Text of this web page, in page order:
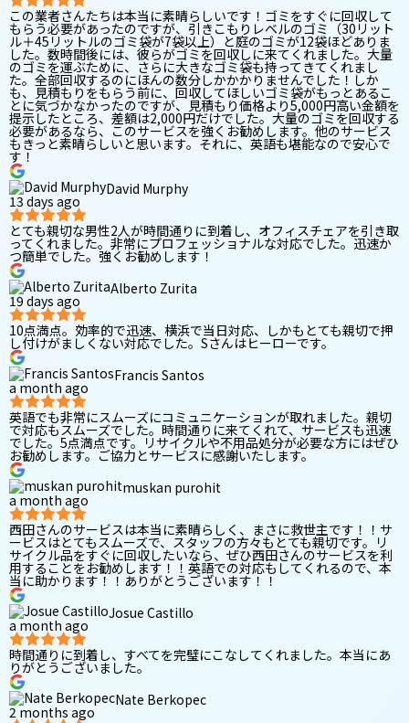
この業者さんたちは本当に素晴らしいです！ゴミをすぐに回収して
もらう必要があったのですが、引きこもりレベルのゴミ（30リット
ル＋45リットルのゴミ袋が7袋以上）と庭のゴミが12袋ほどありま
した。数時間後には、彼らがゴミを回収しに来てくれました。大量
のゴミを運ぶために、さらに大きなゴミ袋も持ってきてくれまし
た。全部回収するのにほんの数分しかかかりませんでした！しか
も、見積もりをもらう前に、回収してほしいゴミ袋がもっとあるこ
とに気づかなかったのですが、見積もり価格より5,000円高い金額を
提示したところ、差額は2,000円だけでした。大量のゴミを回収する
必要があるなら、このサービスを強くお勧めします。他のサービス
もきっと素晴らしいと思います。それに、英語も堪能なので安心で
す！
David Murphy
13 days ago
とても親切な男性2人が時間通りに到着し、オフィスチェアを引き取
ってくれました。非常にプロフェッショナルな対応でした。迅速か
つ簡単でした。強くお勧めします！
Alberto Zurita
19 days ago
10点満点。効率的で迅速、横浜で当日対応、しかもとても親切で押
し付けがましくない対応でした。Sさんはヒーローです。
Francis Santos
a month ago
英語でも非常にスムーズにコミュニケーションが取れました。親切
で対応もスムーズでした。時間通りに来てくれて、サービスも迅速
でした。5点満点です。リサイクルや不用品処分が必要な方にはぜひ
お勧めします。ご協力とサービスに感謝いたします。
muskan purohit
a month ago
西田さんのサービスは本当に素晴らしく、まさに救世主です！！サ
ービスはとてもスムーズで、スタッフの方々もとても親切です。リ
サイクル品をすぐに回収したいなら、ぜひ西田さんのサービスを利
用することをお勧めします！！英語での対応もしてくれるので、本
当に助かります！！ありがとうございます！！
Josue Castillo
a month ago
時間通りに到着し、すべてを完璧にこなしてくれました。本当にあ
りがとうございました。
Nate Berkopec
2 months ago